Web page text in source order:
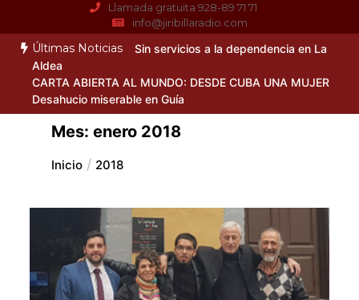
Llamada gratuita 928-89 71 71
info@jiribillaradio.com
Últimas Noticias
Sin servicios a la dependencia en La
Aldea
CARTA ABIERTA AL MUNDO: DESDE CUBA UNA MUJER
Desahucio miserable en Guía
Mes: enero 2018
Inicio 2018